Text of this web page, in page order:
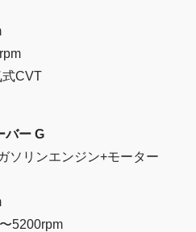
式CVT
バー G
ソリンエンジン+モーター
5200rpm